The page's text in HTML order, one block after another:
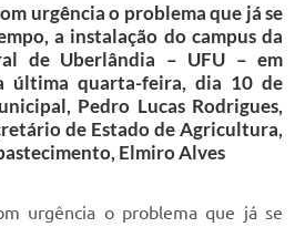
urgência o problema que já se
a instalação do campus da
de Uberlândia – UFU – em
última quarta-feira, dia 10 de
Pedro Lucas Rodrigues,
de Estado de Agricultura,
Elmiro Alves
urgência o problema que já se